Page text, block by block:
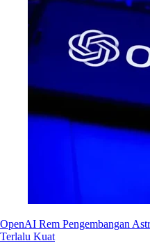
OpenAI Rem Pengembangan
Terlalu Kuat